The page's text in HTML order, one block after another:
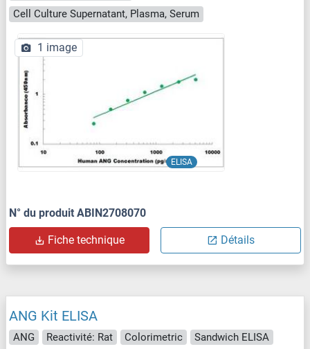
Cell Culture Supernatant, Plasma, Serum
ELISA
1 image
N° du produit ABIN2708070
Fiche technique Détails
ANG Kit ELISA
ANG Reactivité: Rat Colorimetric
Sandwich ELISA